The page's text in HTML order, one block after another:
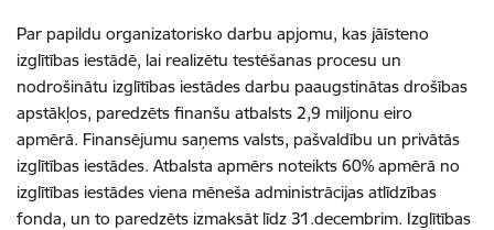
Par papildu organizatorisko darbu apjomu, kas jāīsteno
izglītības iestādē, lai realizētu testēšanas procesu un
nodrošinātu izglītības iestādes darbu paaugstinātas drošības
apstākļos, paredzēts finanšu atbalsts 2,9 miljonu eiro
apmērā. Finansējumu saņems valsts, pašvaldību un privātās
izglītības iestādes. Atbalsta apmērs noteikts 60% apmērā no
izglītības iestādes viena mēneša administrācijas atlīdzības
fonda, un to paredzēts izmaksāt līdz 31.decembrim. Izglītības